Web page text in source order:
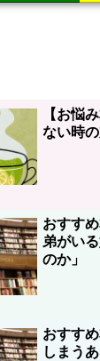
【お悩
ない時
おすす
弟がい
のか」
おすす
しまう